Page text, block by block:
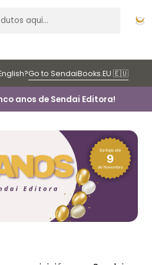
Go to SendaiBooks.EU 🇪🇺
anos de Sendai Editora!